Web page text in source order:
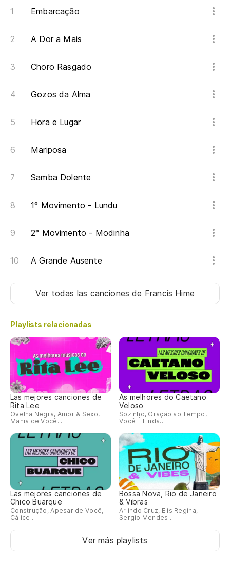
Embarcação
A Dor a Mais
Choro Rasgado
Gozos da Alma
Hora e Lugar
Mariposa
Samba Dolente
1º Movimento - Lundu
2° Movimento - Modinha
A Grande Ausente
Ver todas las cancionesde Francis Hime
Playlists relacionadas
Las mejores canciones de
Rita Lee
Ovelha Negra, Amor & Sexo,
Mania de Você...
As melhores do Caetano
Veloso
Sozinho, Oração ao Tempo,
Você É Linda...
Las mejores canciones de
Chico Buarque
Construção, Apesar de Você,
Cálice...
Bossa Nova, Rio de Janeiro
& Vibras
Arlindo Cruz, Elis Regina,
Sergio Mendes...
Ver más playlists